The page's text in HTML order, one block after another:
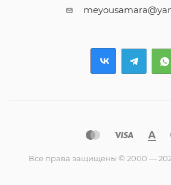
Все права защищены © 2000 —